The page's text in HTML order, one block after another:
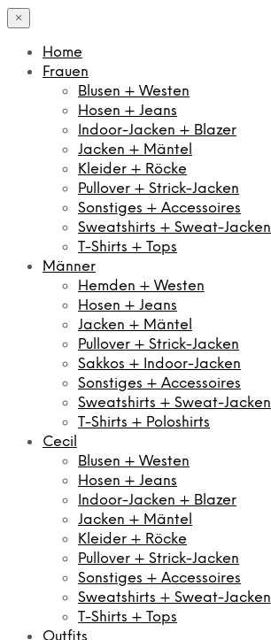
×
Home
Frauen
Blusen + Westen
Hosen + Jeans
Indoor-Jacken + Blazer
Jacken + Mäntel
Kleider + Röcke
Pullover + Strick-Jacken
Sonstiges + Accessoires
Sweatshirts + Sweat-Jacken
T-Shirts + Tops
Männer
Hemden + Westen
Hosen + Jeans
Jacken + Mäntel
Pullover + Strick-Jacken
Sakkos + Indoor-Jacken
Sonstiges + Accessoires
Sweatshirts + Sweat-Jacken
T-Shirts + Poloshirts
Cecil
Blusen + Westen
Hosen + Jeans
Indoor-Jacken + Blazer
Jacken + Mäntel
Kleider + Röcke
Pullover + Strick-Jacken
Sonstiges + Accessoires
Sweatshirts + Sweat-Jacken
T-Shirts + Tops
Outfits